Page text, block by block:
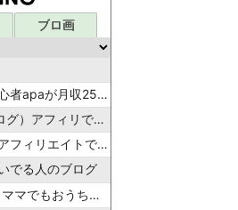
ブロ画
月収250万円稼いだ方法
リで毎日が給料日に！
で稼げる？実験証明ブログ
でる人のブログ
ちで稼げる方法を解説